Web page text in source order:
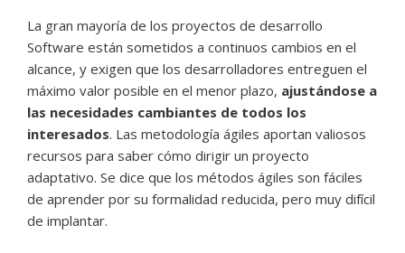
La gran mayoría de los proyectos de desarrollo
Software están sometidos a continuos cambios en el
alcance, y exigen que los desarrolladores entreguen el
máximo valor posible en el menor plazo, ajustándose a
las necesidades cambiantes de todos los
interesados. Las metodología ágiles aportan valiosos
recursos para saber cómo dirigir un proyecto
adaptativo. Se dice que los métodos ágiles son fáciles
de aprender por su formalidad reducida, pero muy difícil
de implantar.